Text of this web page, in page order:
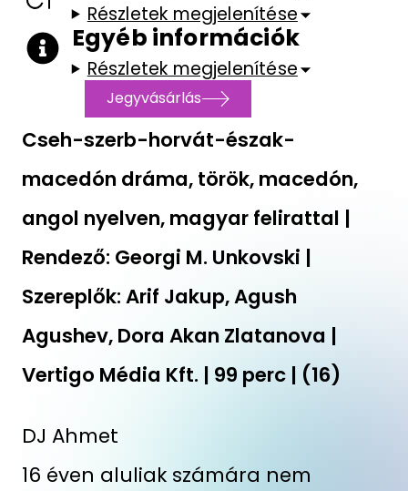
Cseh-szerb-horvát-észak-
macedón dráma, török, macedón,
angol nyelven, magyar felirattal |
Rendező: Georgi M. Unkovski |
Szereplők: Arif Jakup, Agush
Agushev, Dora Akan Zlatanova |
Vertigo Média Kft. | 99 perc | (16)
DJ Ahmet
16 éven aluliak számára nem
Részletek megjelenítése
Egyéb információk
Részletek megjelenítése
Jegyvásárlás